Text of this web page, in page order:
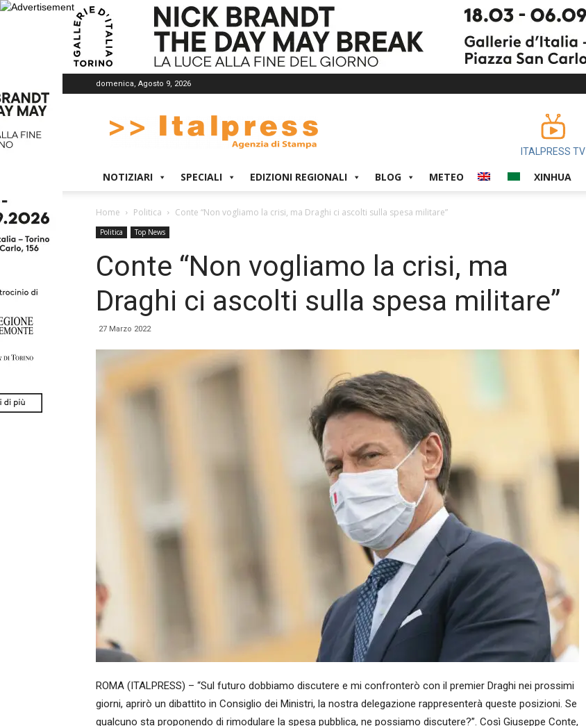
domenica, Agosto 9, 2026
ITALPRESS TV
NOTIZIARI SPECIALI EDIZIONI REGIONALI BLOG METEO XINHUA
Home Politica Conte “Non vogliamo la crisi, ma Draghi ci ascolti sulla spesa militare”
Politica Top News
Conte “Non vogliamo la crisi, ma
Draghi ci ascolti sulla spesa militare”
27 Marzo 2022
ROMA (ITALPRESS) – “Sul futuro dobbiamo discutere e mi confronterò con il premier Draghi nei prossimi
giorni, aprirò un dibattito in Consiglio dei Ministri, la nostra delegazione rappresenterà queste posizioni. Se
qualcuno sta proponendo di rimodulare la spesa pubblica, ne possiamo discutere?”. Così Giuseppe Conte,